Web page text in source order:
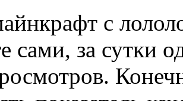
с
сами, за сутки